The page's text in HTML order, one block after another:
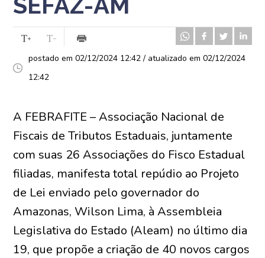
postado em 02/12/2024 12:42 / atualizado em 02/12/2024
12:42
A FEBRAFITE – Associação Nacional de
Fiscais de Tributos Estaduais, juntamente
com suas 26 Associações do Fisco Estadual
filiadas, manifesta total repúdio ao Projeto
de Lei enviado pelo governador do
Amazonas, Wilson Lima, à Assembleia
Legislativa do Estado (Aleam) no último dia
19, que propõe a criação de 40 novos cargos